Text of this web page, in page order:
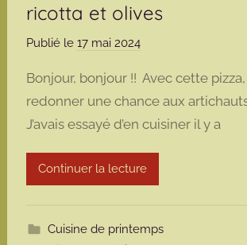
ricotta et olives
Publié le 17 mai 2024p
r
m
a
m
o
t
Bonjour, bonjour !! Avec cette pizza,
redonner une chance aux
J’avais essayé d’en cuisiner il y a
Continuer la lecture
Cuisine de printemps